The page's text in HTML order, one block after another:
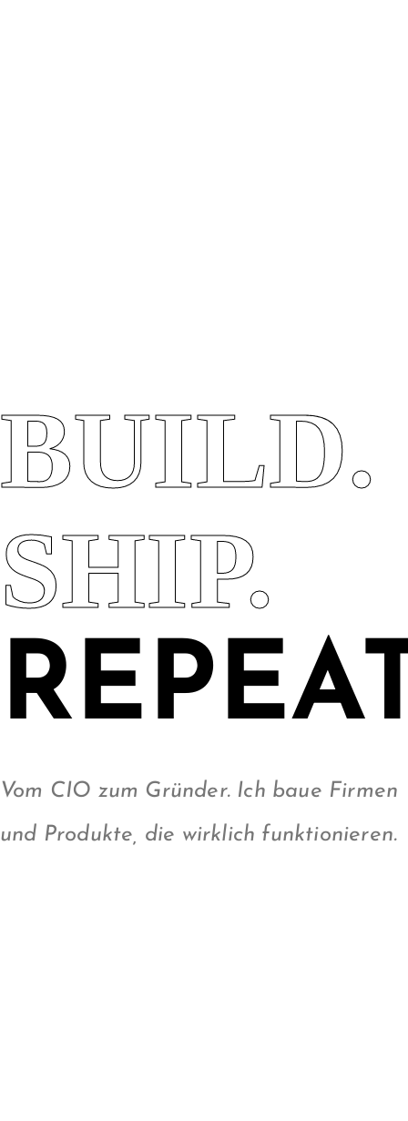
BUILD.
SHIP.
Vom CIO zum Gründer. Ich baue Firmen
und Produkte, die wirklich funktionieren.